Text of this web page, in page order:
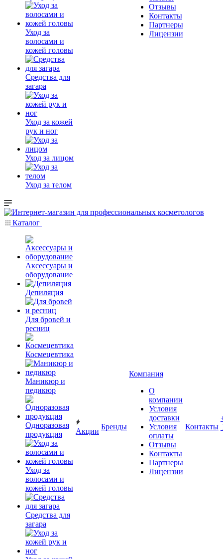
Уход за
волосами и
кожей головы
Средства для
загара
Уход за кожей
рук и ног
Уход за лицом
Уход за телом
Отзывы
Контакты
Партнеры
Лицензии
Каталог
Аксессуары и
оборудование
Депиляция
Для бровей и
ресниц
Космецевтика
Маникюр и
педикюр
Одноразовая
продукция
Уход за
волосами и
кожей головы
Средства для
загара
Акции
Бренды
Компания
О
компании
Условия
доставки
Условия
оплаты
Отзывы
Контакты
Партнеры
Лицензии
Контакты